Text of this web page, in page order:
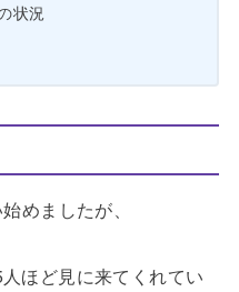
状況
めましたが、
ほど見に来てくれてい